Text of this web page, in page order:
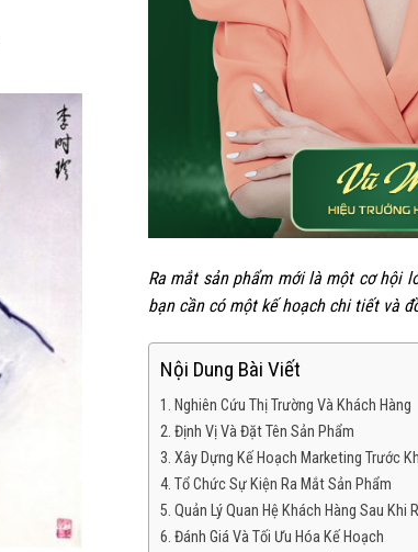
Ra mắt sản phẩm mới là một cơ hội
bạn cần có một kế hoạch chi tiết và
Nội Dung Bài Viết
Nghiên Cứu Thị Trường Và Khách Hàng
Định Vị Và Đặt Tên Sản Phẩm
Xây Dựng Kế Hoạch Marketing Trước
Tổ Chức Sự Kiện Ra Mắt Sản Phẩm
Quản Lý Quan Hệ Khách Hàng Sau Khi
Đánh Giá Và Tối Ưu Hóa Kế Hoạch